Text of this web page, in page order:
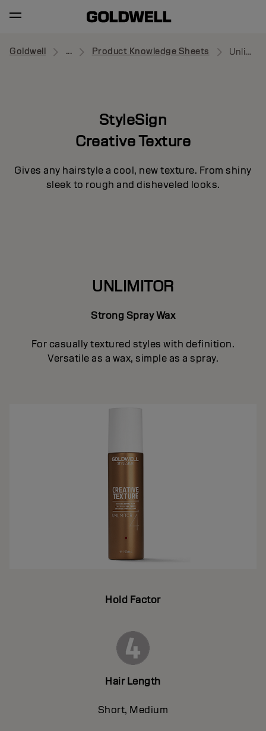
Goldwell ... Product Knowledge Sheets Unlimitor
StyleSign
Creative Texture
Gives any hairstyle a cool, new texture. From shiny
sleek to rough and disheveled looks.
UNLIMITOR
Strong Spray Wax
For casually textured styles with definition.
Versatile as a wax, simple as a spray.
Hold Factor
Hair Length
Short, Medium